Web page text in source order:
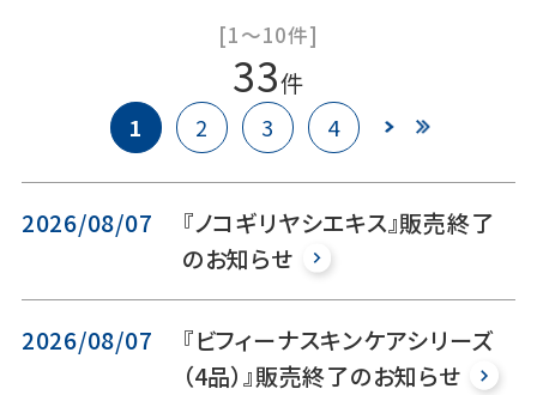
[1～10件]
33件
1 2 3 4
2026/08/07
『ノコギリヤシエキス』販売終了
のお知らせ
2026/08/07
『ビフィーナスキンケアシリーズ
（4品）』販売終了のお知らせ